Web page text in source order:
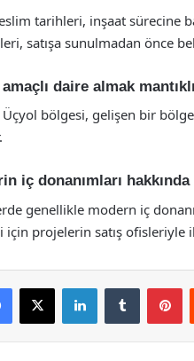
tarihleri, inşaat sürecine
satışa sunulmadan önce
amaçlı daire almak
Üçyol bölgesi, gelişen bir
iç donanımları
genellikle modern iç
için projelerin satış ofisleriyle
Facebook
X LinkedInTumblr